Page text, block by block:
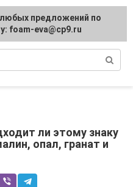
ли этому знаку
опал, гранат и
предложений по
foam-eva@cp9.ru